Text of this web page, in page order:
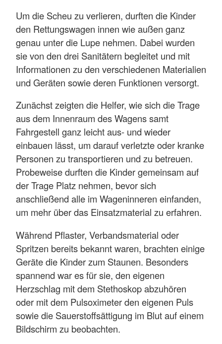
Um die Scheu zu verlieren, durften die Kinder
den Rettungswagen innen wie außen ganz
genau unter die Lupe nehmen. Dabei wurden
sie von den drei Sanitätern begleitet und mit
Informationen zu den verschiedenen Materialien
und Geräten sowie deren Funktionen versorgt.
Zunächst zeigten die Helfer, wie sich die Trage
aus dem Innenraum des Wagens samt
Fahrgestell ganz leicht aus- und wieder
einbauen lässt, um darauf verletzte oder kranke
Personen zu transportieren und zu betreuen.
Probeweise durften die Kinder gemeinsam auf
der Trage Platz nehmen, bevor sich
anschließend alle im Wageninneren einfanden,
um mehr über das Einsatzmaterial zu erfahren.
Während Pflaster, Verbandsmaterial oder
Spritzen bereits bekannt waren, brachten einige
Geräte die Kinder zum Staunen. Besonders
spannend war es für sie, den eigenen
Herzschlag mit dem Stethoskop abzuhören
oder mit dem Pulsoximeter den eigenen Puls
sowie die Sauerstoffsättigung im Blut auf einem
Bildschirm zu beobachten.